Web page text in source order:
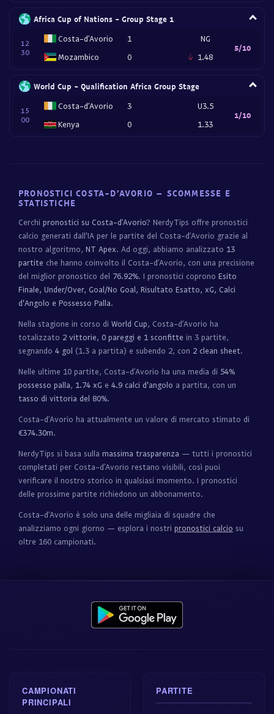
Africa Cup of Nations - Group Stage 1
12
30
Costa-d’Avorio
Mozambico
1
0
NG
1.48
5/10
World Cup - Qualification Africa Group Stage
15
00
Costa-d’Avorio
Kenya
3
0
U3.5
1.33
1/10
PRONOSTICI COSTA-D’AVORIO – SCOMMESSE E
STATISTICHE
Cerchi pronostici su Costa-d’Avorio? NerdyTips offre pronostici
calcio generati dall'IA per le partite del Costa-d’Avorio grazie al
nostro algoritmo, NT Apex. Ad oggi, abbiamo analizzato 13
partite che hanno coinvolto il Costa-d’Avorio, con una precisione
del miglior pronostico del 76.92%. I pronostici coprono Esito
Finale, Under/Over, Goal/No Goal, Risultato Esatto, xG, Calci
d'Angolo e Possesso Palla.
Nella stagione in corso di World Cup, Costa-d’Avorio ha
totalizzato 2 vittorie, 0 pareggi e 1 sconfitte in 3 partite,
segnando 4 gol (1.3 a partita) e subendo 2, con 2 clean sheet.
Nelle ultime 10 partite, Costa-d’Avorio ha una media di 54%
possesso palla, 1.74 xG e 4.9 calci d'angolo a partita, con un
tasso di vittoria del 80%.
Costa-d’Avorio ha attualmente un valore di mercato stimato di
€374.30m.
NerdyTips si basa sulla massima trasparenza — tutti i pronostici
completati per Costa-d’Avorio restano visibili, così puoi
verificare il nostro storico in qualsiasi momento. I pronostici
delle prossime partite richiedono un abbonamento.
Costa-d’Avorio è solo una delle migliaia di squadre che
analizziamo ogni giorno — esplora i nostri pronostici calcio su
oltre 160 campionati.
CAMPIONATI
PRINCIPALI
PARTITE